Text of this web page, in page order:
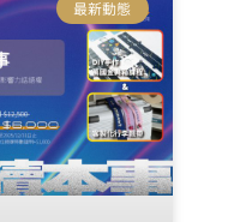
最新動態